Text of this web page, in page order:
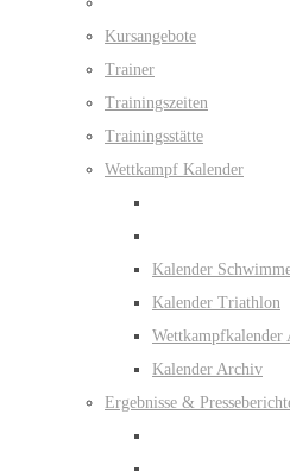
Kursangebote
Trainer
Trainingszeiten
Trainingsstätte
Wettkampf Kalender
Kalender
Kalender Triathlon
Wettkampfkalender
Kalender Archiv
Ergebnisse &